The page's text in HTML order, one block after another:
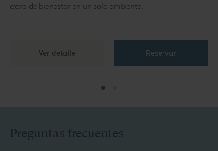
extra de bienestar en un solo ambiente.
Ver detalle Reservar
Preguntas frecuentes